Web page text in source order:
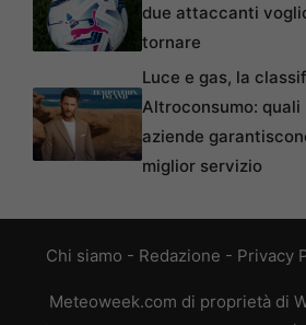
due attaccanti
tornare
Luce e gas, la
Altroconsumo: quali
aziende
miglior servizio
Chi siamo - Redazione - Privacy
Meteoweek.com di proprietà di